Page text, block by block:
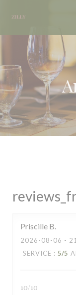
Priscille B
2026-08-06 -
SERVICE : 5/5
10/10